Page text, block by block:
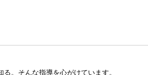
。そんな指導を心がけています。